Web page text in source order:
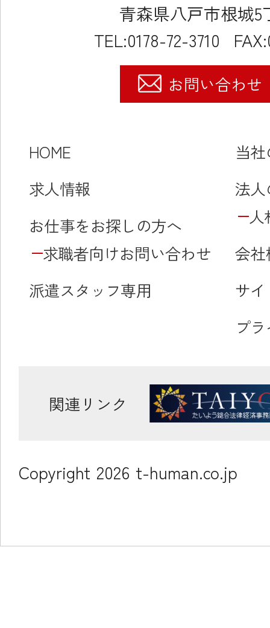
青森県八戸市根城5
TEL:0178-72-3710
お問い合わせ
HOME
求人情報
お仕事をお探しの方へ
求職者向けお問い合わせ
派遣スタッフ専用
当
法
会
サ
プ
関連リンク
Copyright 2026 t-human.co.jp